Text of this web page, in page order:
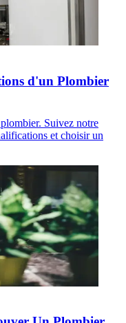
d'un Plombier
Suivez notre
et choisir un